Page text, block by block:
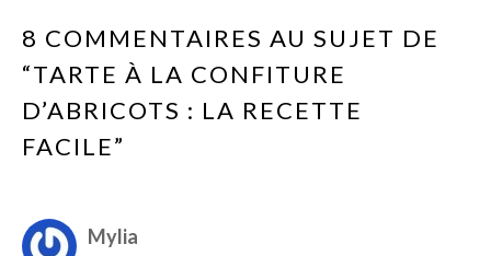
8 COMMENTAIRES AU SUJET DE
“TARTE À LA CONFITURE
D’ABRICOTS : LA RECETTE
FACILE”
Mylia